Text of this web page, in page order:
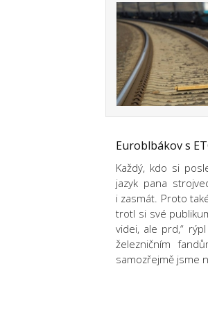
Euroblbákov s
Každý, kdo si
jazyk pana
i zasmát. Proto
trotl si své
videi, ale prd,“
železničním
samozřejmě jsme